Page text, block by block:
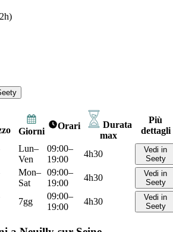
Giorni
Orari
Durata
max
Più
dettagli
Lun–
Ven
09:00–
19:00
4h30
Vedi in
Seety
Mon–
Sat
09:00–
19:00
4h30
Vedi in
Seety
7gg
09:00–
19:00
4h30
Vedi in
Seety